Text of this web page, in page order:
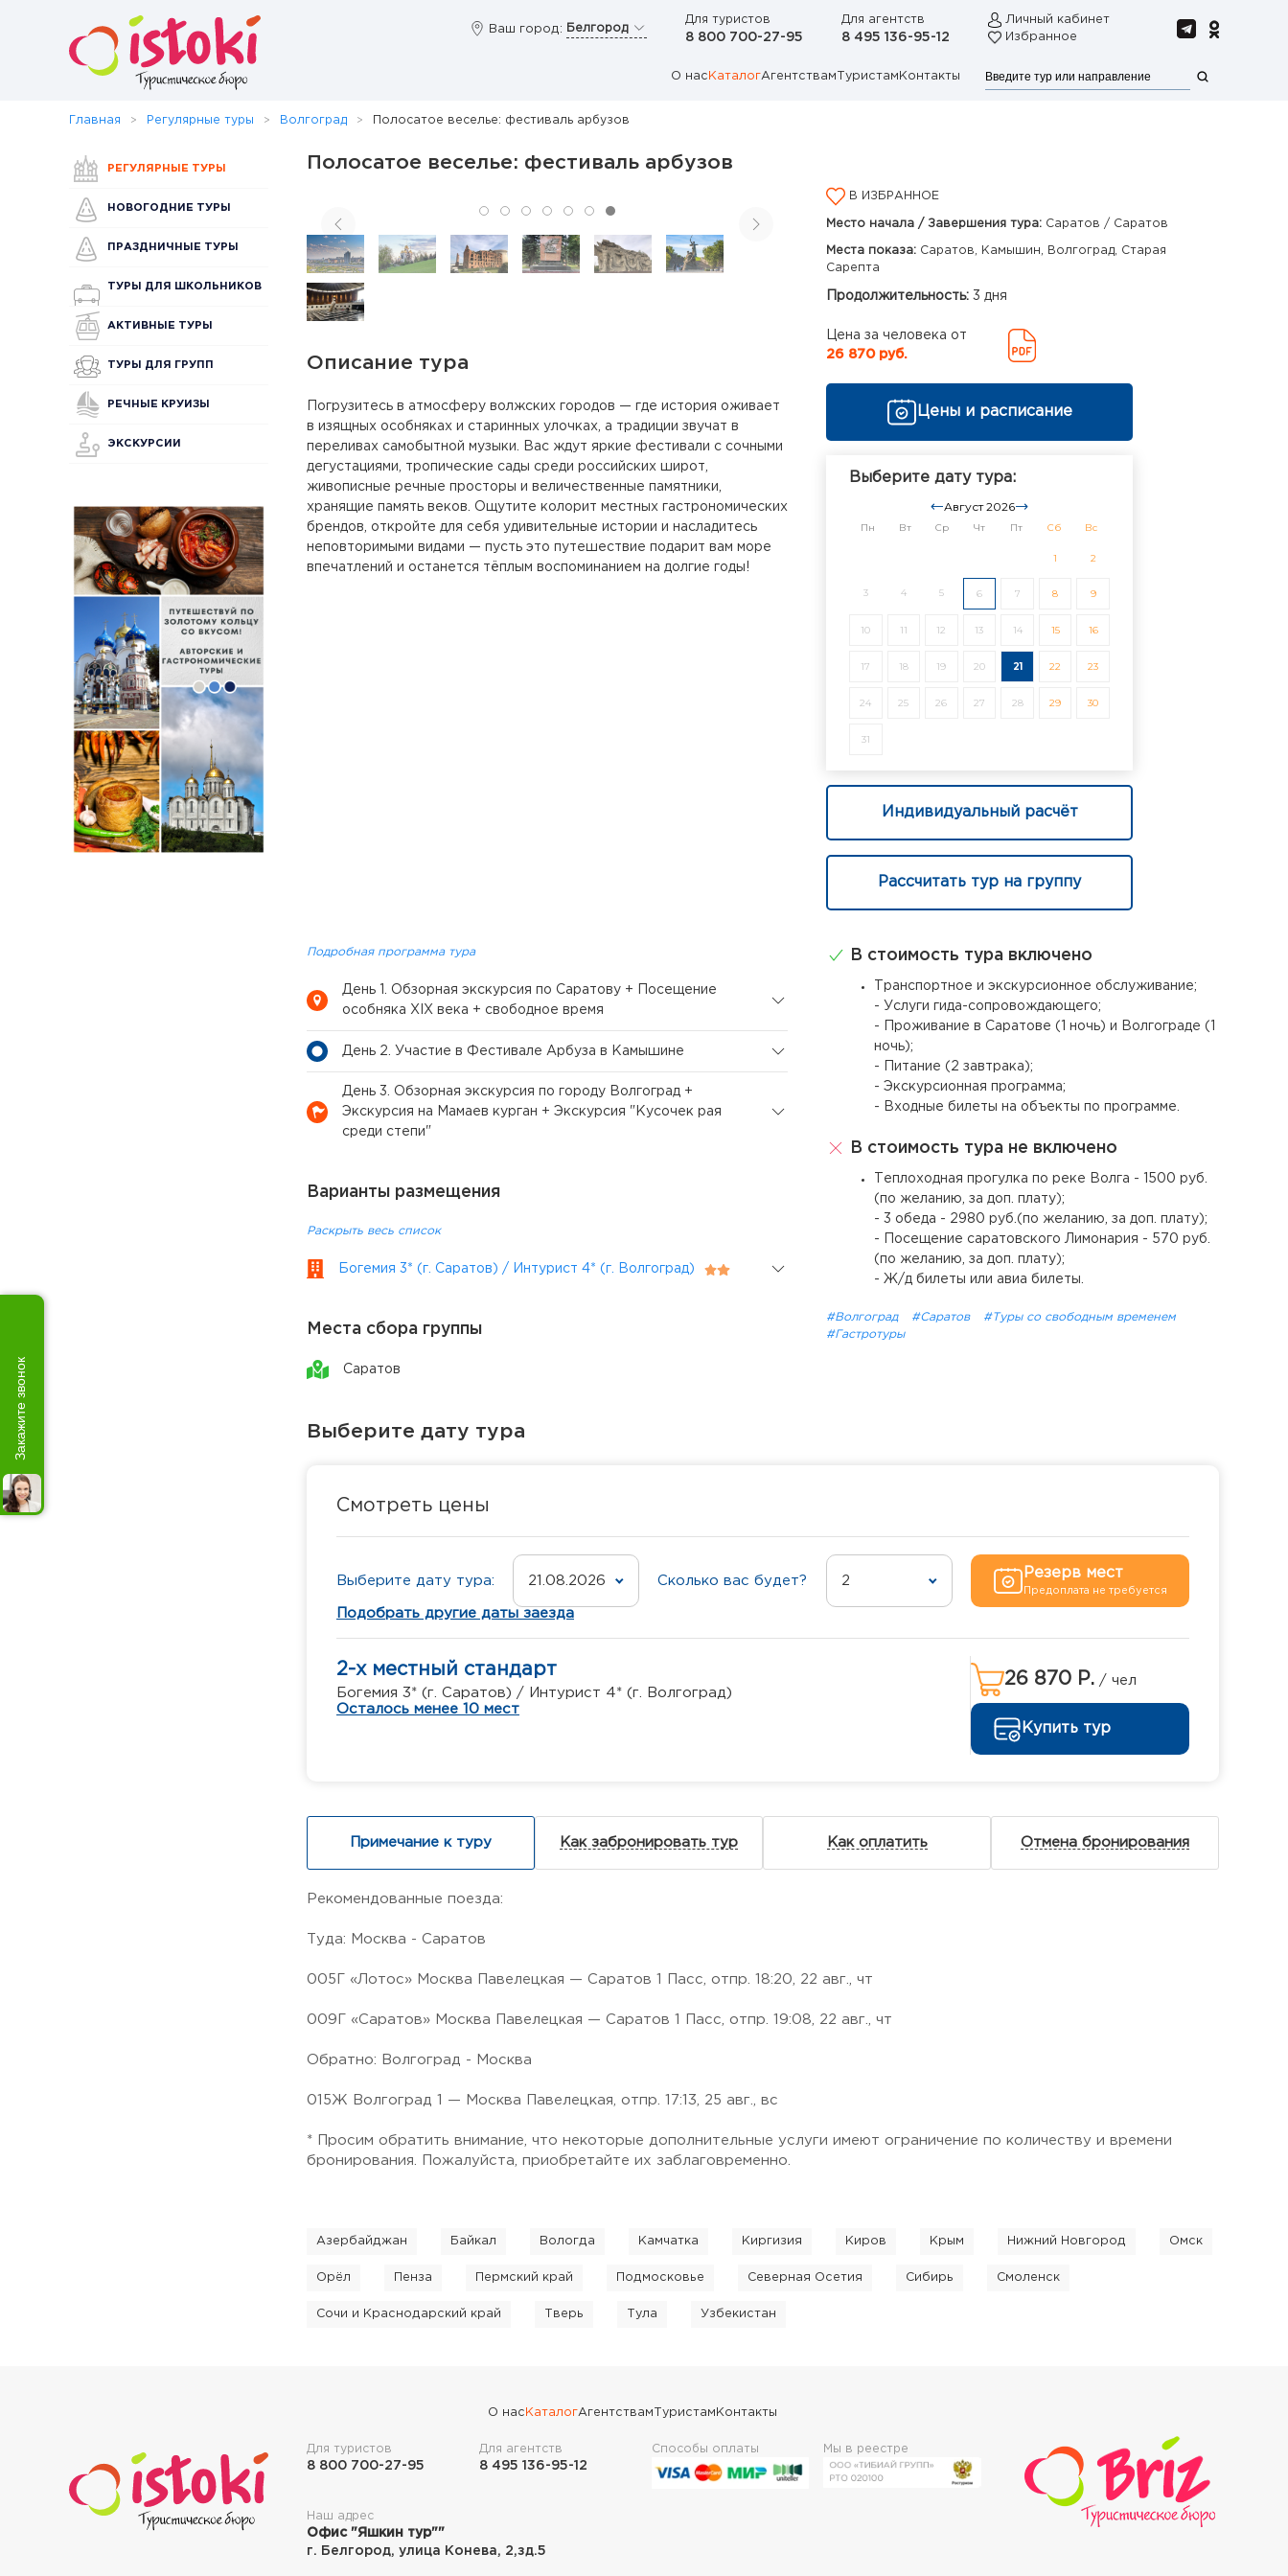
Ваш город: Белгород
Для туристов
8 800 700-27-95
Для агентств
8 495 136-95-12
Личный кабинет
Избранное
О нас КаталогАгентствам Туристам Контакты
Главная Регулярные туры Волгоград Полосатое веселье: фестиваль арбузов
Полосатое веселье: фестиваль арбузов
Описание тура
Погрузитесь в атмосферу волжских городов — где история оживает
в изящных особняках и старинных улочках, а традиции звучат в
переливах самобытной музыки. Вас ждут яркие фестивали с сочными
дегустациями, тропические сады среди российских широт,
живописные речные просторы и величественные памятники,
хранящие память веков. Ощутите колорит местных гастрономических
брендов, откройте для себя удивительные истории и насладитесь
неповторимыми видами — пусть это путешествие подарит вам море
впечатлений и останется тёплым воспоминанием на долгие годы!
В ИЗБРАННОЕ
Место начала / Завершения тура: Саратов / Саратов
Места показа: Саратов, Камышин, Волгоград, Старая
Сарепта
Продолжительность: 3 дня
Цена за человека от
26 870 руб.
Цены и расписание
Выберите дату тура:
Август 2026
Пн Вт Ср Чт Пт Сб Вс
1 2
3 4 5 6 7 8 9
10 11 12 13 14 15 16
17 18 19 20 21 22 23
24 25 26 27 28 29 30
31
Индивидуальный расчёт
Рассчитать тур на группу
Подробная программа тура
День 1. Обзорная экскурсия по Саратову + Посещение
особняка XIX века + свободное время
День 2. Участие в Фестивале Арбуза в Камышине
День 3. Обзорная экскурсия по городу Волгоград +
Экскурсия на Мамаев курган + Экскурсия "Кусочек рая
среди степи"
Варианты размещения
Раскрыть весь список
Богемия 3* (г. Саратов) / Интурист 4* (г. Волгоград)
Места сбора группы
Саратов
В стоимость тура включено
Транспортное и экскурсионное обслуживание;
- Услуги гида-сопровождающего;
- Проживание в Саратове (1 ночь) и Волгограде (1
ночь);
- Питание (2 завтрака);
- Экскурсионная программа;
- Входные билеты на объекты по программе.
В стоимость тура не включено
Теплоходная прогулка по реке Волга - 1500 руб.
(по желанию, за доп. плату);
- 3 обеда - 2980 руб.(по желанию, за доп. плату);
- Посещение саратовского Лимонария - 570 руб.
(по желанию, за доп. плату);
- Ж/д билеты или авиа билеты.
#Волгоград #Саратов
#Туры со свободным временем
#Гастротуры
Выберите дату тура
Смотреть цены
Выберите дату тура: 21.08.2026 Сколько вас будет? 2
Резерв мест
Предоплата не требуется
Подобрать другие даты заезда
2-х местный стандарт
Богемия 3* (г. Саратов) / Интурист 4* (г. Волгоград)
Осталось менее 10 мест
26 870 Р./ чел
Купить тур
Примечание к туру Как забронировать тур Как оплатить Отмена бронирования
Рекомендованные поезда:
Туда: Москва - Саратов
005Г «Лотос» Москва Павелецкая — Саратов 1 Пасс, отпр. 18:20, 22 авг., чт
009Г «Саратов» Москва Павелецкая — Саратов 1 Пасс, отпр. 19:08, 22 авг., чт
Обратно: Волгоград - Москва
015Ж Волгоград 1 — Москва Павелецкая, отпр. 17:13, 25 авг., вс
* Просим обратить внимание, что некоторые дополнительные услуги имеют ограничение по количеству и времени
бронирования. Пожалуйста, приобретайте их заблаговременно.
Азербайджан Байкал Вологда Камчатка Киргизия Киров Крым Нижний Новгород Омск
Орёл Пенза Пермский край Подмосковье Северная Осетия Сибирь Смоленск
Сочи и Краснодарский край Тверь Тула Узбекистан
РЕГУЛЯРНЫЕ ТУРЫ
НОВОГОДНИЕ ТУРЫ
ПРАЗДНИЧНЫЕ ТУРЫ
ТУРЫ ДЛЯ ШКОЛЬНИКОВ
АКТИВНЫЕ ТУРЫ
ТУРЫ ДЛЯ ГРУПП
РЕЧНЫЕ КРУИЗЫ
ЭКСКУРСИИ
О нас КаталогАгентствам Туристам Контакты
Для туристов
8 800 700-27-95
Для агентств
8 495 136-95-12
Способы оплаты Мы в реестре
Наш адрес
Офис "Яшкин тур""
г. Белгород, улица Конева, 2,зд.5
Закажите звонок